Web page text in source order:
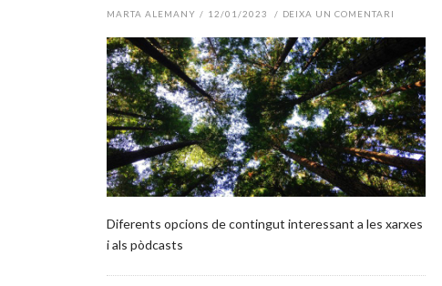
MARTA ALEMANY / 12/01/2023 / DEIXA UN COMENTARI
Diferents opcions de contingut interessant a les xarxes
i als pòdcasts